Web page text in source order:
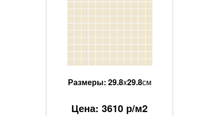
Размеры: 29.8x29.8см
Цена: 3610 р/м2